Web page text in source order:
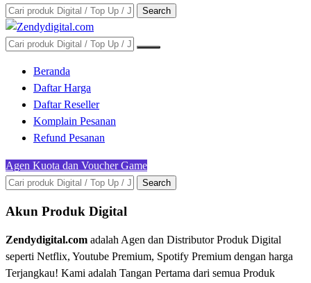
Search
Beranda
Daftar Harga
Daftar Reseller
Komplain Pesanan
Refund Pesanan
Agen Kuota dan Voucher Game
Search
Akun Produk Digital
Zendydigital.com adalah Agen dan Distributor Produk Digital
seperti Netflix, Youtube Premium, Spotify Premium dengan harga
Terjangkau! Kami adalah Tangan Pertama dari semua Produk